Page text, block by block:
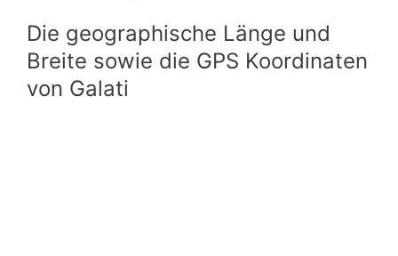
Die geographische Länge und
Breite sowie die GPS Koordinaten
von Galati